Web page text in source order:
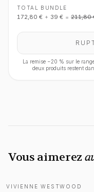
TOTAL BUNDLE
172,80 € + 39 € = 211,80
La remise −20 % sur le
deux produits restent
Vous aimerez
VIVIENNE WESTWOOD